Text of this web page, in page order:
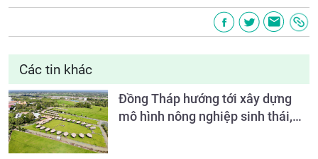
Các tin khác
Đồng Tháp hướng tới xây dựng
mô hình nông nghiệp sinh thái,